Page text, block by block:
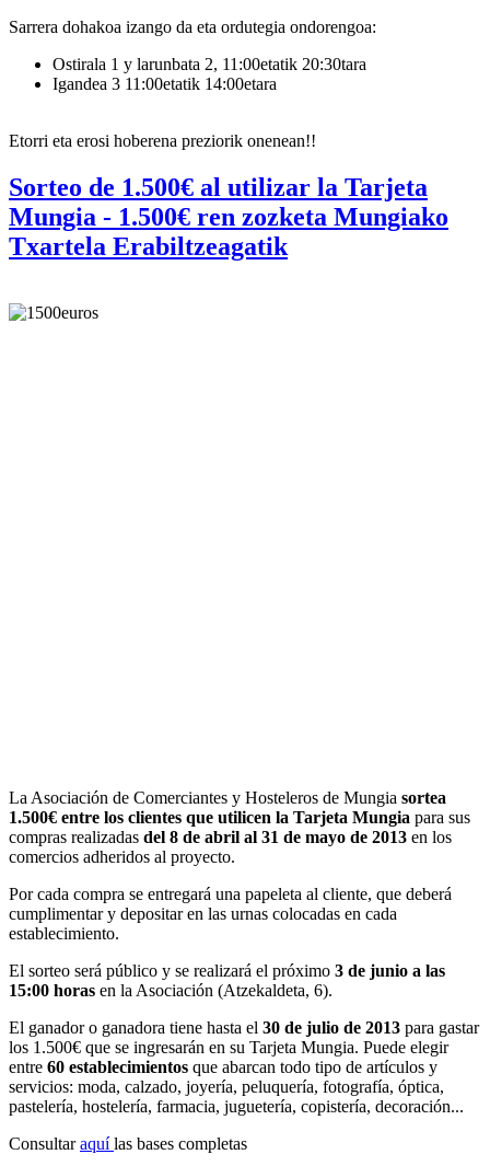
Sarrera dohakoa izango da eta ordutegia ondorengoa:
Ostirala 1 y larunbata 2, 11:00etatik 20:30tara
Igandea 3 11:00etatik 14:00etara
Etorri eta erosi hoberena preziorik onenean!!
Sorteo de 1.500€ al utilizar la Tarjeta
Mungia - 1.500€ ren zozketa Mungiako
Txartela Erabiltzeagatik
La Asociación de Comerciantes y Hosteleros de Mungia sortea
1.500€ entre los clientes que utilicen la Tarjeta Mungia para sus
compras realizadas del 8 de abril al 31 de mayo de 2013 en los
comercios adheridos al proyecto.
Por cada compra se entregará una papeleta al cliente, que deberá
cumplimentar y depositar en las urnas colocadas en cada
establecimiento.
El sorteo será público y se realizará el próximo 3 de junio a las
15:00 horas en la Asociación (Atzekaldeta, 6).
El ganador o ganadora tiene hasta el 30 de julio de 2013 para gastar
los 1.500€ que se ingresarán en su Tarjeta Mungia. Puede elegir
entre 60 establecimientos que abarcan todo tipo de artículos y
servicios: moda, calzado, joyería, peluquería, fotografía, óptica,
pastelería, hostelería, farmacia, juguetería, copistería, decoración...
Consultaraquílas bases completas